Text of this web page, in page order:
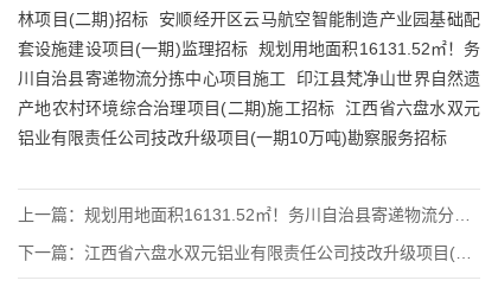
林项目(二期)招标
安顺经开区云马航空智能制造产业园基础配
套设施建设项目(一期)监理招标 规划用地面积16131.52㎡！务
川自治县寄递物流分拣中心项目施工
印江县梵净山世界自然遗
产地农村环境综合治理项目(二期)施工招标 江西省六盘水双元
铝业有限责任公司技改升级项目(一期10万吨)勘察服务招标
上一篇： 规划用地面积16131.52㎡！务川自治县寄递物流分拣中心项
下一篇： 江西省六盘水双元铝业有限责任公司技改升级项目(一期10万吨)